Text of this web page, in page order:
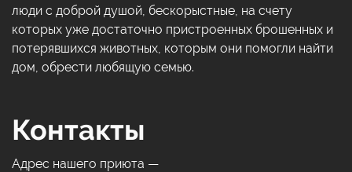
люди с доброй душой, бескорыстные, на счету
которых уже достаточно пристроенных брошенных и
потерявшихся животных, которым они помогли найти
дом, обрести любящую семью.
Контакты
Адрес нашего приюта —